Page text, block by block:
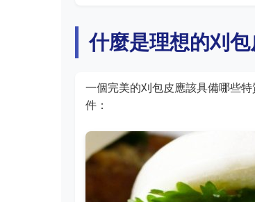
什麼是理想的刈包
一個完美的刈包皮應該具備哪些
件：